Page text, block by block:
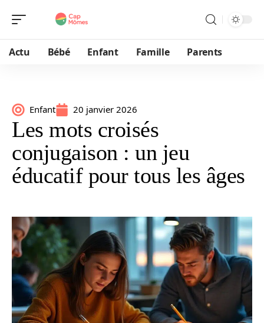
Actu Bébé Enfant Famille Parents
Enfant 20 janvier 2026
Les mots croisés
conjugaison : un jeu
éducatif pour tous les âges